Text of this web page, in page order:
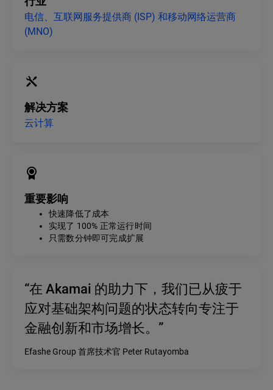
“在 Akamai 的助力下，我们已从疲于
应对基础架构问题的状态转向专注于
金融创新和市场增长。”
Efashe Group 首席技术官 Peter Rutayomba
电信、互联网服务提供商 (ISP) 和移动网络运营商
(MNO)
解决方案
云计算
重要影响
快速降低了成本
实现了 100% 正常运行时间
只需数分钟即可完成扩展